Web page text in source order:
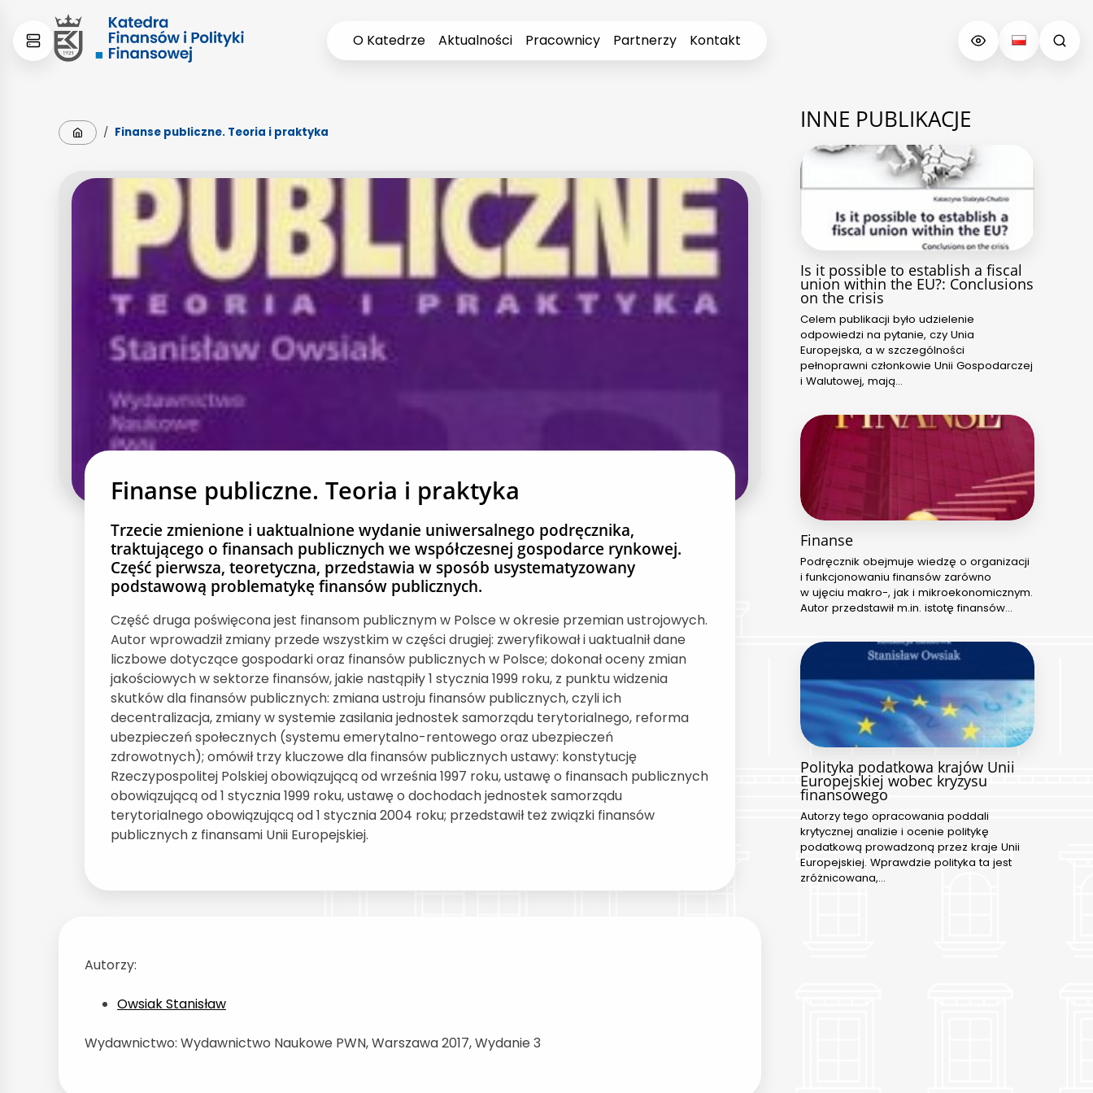
content
menu
O Katedrze Aktualności Pracownicy Partnerzy Kontakt
Strona główna
/ Finanse publiczne. Teoria i praktyka
Finanse publiczne. Teoria i praktyka
Trzecie zmienione i uaktualnione wydanie uniwersalnego podręcznika,
traktującego o finansach publicznych we współczesnej gospodarce rynkowej.
Część pierwsza, teoretyczna, przedstawia w sposób usystematyzowany
podstawową problematykę finansów publicznych.
Część druga poświęcona jest finansom publicznym w Polsce w okresie przemian ustrojowych.
Autor wprowadził zmiany przede wszystkim w części drugiej: zweryfikował i uaktualnił dane
liczbowe dotyczące gospodarki oraz finansów publicznych w Polsce; dokonał oceny zmian
jakościowych w sektorze finansów, jakie nastąpiły 1 stycznia 1999 roku, z punktu widzenia
skutków dla finansów publicznych: zmiana ustroju finansów publicznych, czyli ich
decentralizacja, zmiany w systemie zasilania jednostek samorządu terytorialnego, reforma
ubezpieczeń społecznych (systemu emerytalno-rentowego oraz ubezpieczeń
zdrowotnych); omówił trzy kluczowe dla finansów publicznych ustawy: konstytucję
Rzeczypospolitej Polskiej obowiązującą od września 1997 roku, ustawę o finansach publicznych
obowiązującą od 1 stycznia 1999 roku, ustawę o dochodach jednostek samorządu
terytorialnego obowiązującą od 1 stycznia 2004 roku; przedstawił też związki finansów
publicznych z finansami Unii Europejskiej.
Autorzy:
Owsiak Stanisław
Wydawnictwo: Wydawnictwo Naukowe PWN, Warszawa 2017, Wydanie 3
INNE PUBLIKACJE
Is it possible to establish a fiscal
union within the EU?: Conclusions
on the crisis
Celem publikacji było udzielenie
odpowiedzi na pytanie, czy Unia
Europejska, a w szczególności
pełnoprawni członkowie Unii Gospodarczej
i Walutowej, mają…
Finanse
Podręcznik obejmuje wiedzę o organizacji
i funkcjonowaniu finansów zarówno
w ujęciu makro-, jak i mikroekonomicznym.
Autor przedstawił m.in. istotę finansów…
Polityka podatkowa krajów Unii
Europejskiej wobec kryzysu
finansowego
Autorzy tego opracowania poddali
krytycznej analizie i ocenie politykę
podatkową prowadzoną przez kraje Unii
Europejskiej. Wprawdzie polityka ta jest
zróżnicowana,…